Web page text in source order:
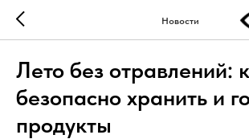
Новости
Лето без отравлений:
безопасно хранить и
продукты